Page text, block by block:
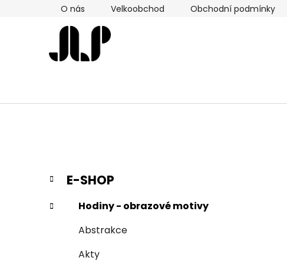
O nás Velkoobchod Obchodní podmínky
P
s
Přeskočit
kategorie
K
a
t
e
E-SHOP
Hodiny - obrazové motivy
Abstrakce
Akty